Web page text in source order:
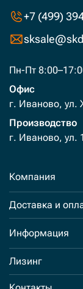
+7 (499)
Пн-Пт
Офис
г. Иваново, ул.
Производство
г. Иваново, ул.
Компания
Доставка и
Информация
Лизинг